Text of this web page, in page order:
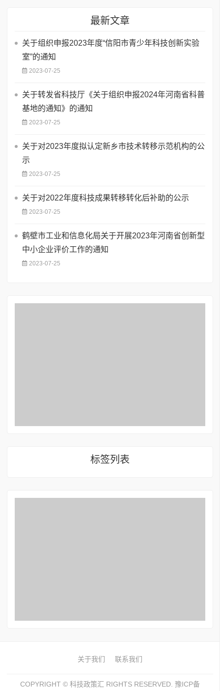
最新文章
关于组织申报2023年度“信阳市青少年科技创新实验
室”的通知
2023-07-25
关于转发省科技厅《关于组织申报2024年河南省科普
基地的通知》的通知
2023-07-25
关于对2023年度拟认定新乡市技术转移示范机构的公
示
2023-07-25
关于对2022年度科技成果转移转化后补助的公示
2023-07-25
鹤壁市工业和信息化局关于开展2023年河南省创新型
中小企业评价工作的通知
2023-07-25
标签列表
关于我们 联系我们
COPYRIGHT © 科技政策汇 RIGHTS RESERVED. 豫ICP备